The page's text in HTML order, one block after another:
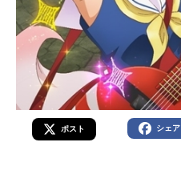
ポスト シェア